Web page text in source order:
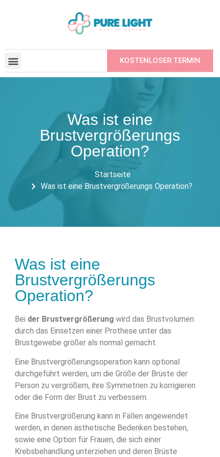
KOSTENLOSER TERMIN
Was ist eine
Brustvergrößerungs
Operation?
Startseite
Was ist eine Brustvergrößerungs Operation?
Was ist eine
Brustvergrößerungs
Operation?
Bei der Brustvergrößerung wird das Brustvolumen
durch das Einsetzen einer Prothese unter das
Brustgewebe größer als normal gemacht.
Eine Brustvergrößerungsoperation kann optional
durchgeführt werden, um die Größe der Brüste der
Person zu vergrößern, ihre Symmetrien zu korrigieren
oder die Form der Brust zu verbessern.
Eine Brustvergrößerung kann in Fällen angewendet
werden, in denen ästhetische Bedenken bestehen,
sowie eine Option für Frauen, die sich einer
Krebsbehandlung unterziehen und deren Brüste